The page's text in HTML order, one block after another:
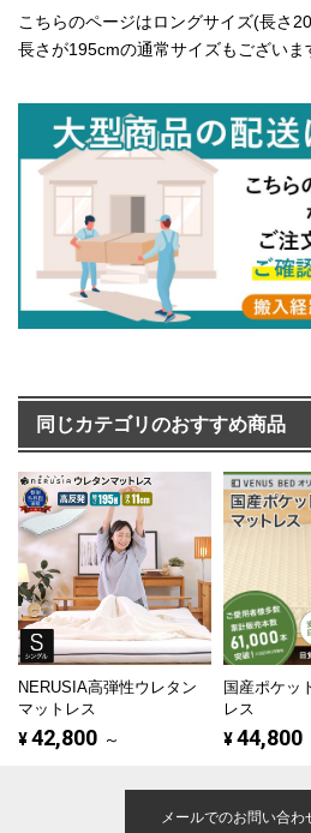
こちらのページはロングサイズ(長さ
長さが195cmの通常サイズもございま
同じカテゴリのおすすめ商品
NERUSIA高弾性ウレタン
マットレス
¥42,800 ～
国産ポケッ
レス
¥44,800
メールでのお問い合わ